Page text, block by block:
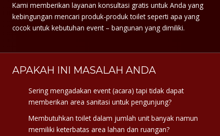
Kami memberikan layanan konsultasi gratis untuk Anda yang
kebingungan mencari produk-produk toilet seperti apa yang
cocok untuk kebutuhan event – bangunan yang dimiliki.
APAKAH INI MASALAH ANDA
Sering mengadakan event (acara) tapi tidak dapat
memberikan area sanitasi untuk pengunjung?
Membutuhkan toilet dalam jumlah unit banyak namun
memiliki keterbatas area lahan dan ruangan?